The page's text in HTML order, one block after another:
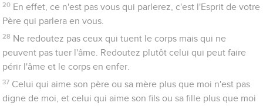
20 En effet, ce n'est pas vous qui parlerez, c'est l'Esprit de votre
Père qui parlera en vous.
28 Ne redoutez pas ceux qui tuent le corps mais qui ne
peuvent pas tuer l'âme. Redoutez plutôt celui qui peut faire
périr l'âme et le corps en enfer.
37 Celui qui aime son père ou sa mère plus que moi n'est pas
digne de moi, et celui qui aime son fils ou sa fille plus que moi